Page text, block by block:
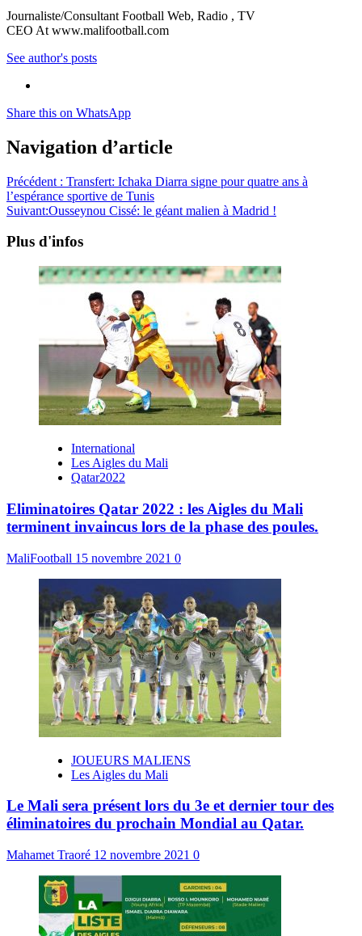
Journaliste/Consultant Football Web, Radio , TV
CEO At www.malifootball.com
See author's posts
Share this on WhatsApp
Navigation d’article
Précédent : Transfert: Ichaka Diarra signe pour quatre ans à
l’espérance sportive de Tunis
Suivant:Ousseynou Cissé: le géant malien à Madrid !
Plus d'infos
International
Les Aigles du Mali
Qatar2022
Eliminatoires Qatar 2022 : les Aigles du Mali
terminent invaincus lors de la phase des poules.
MaliFootball 15 novembre 2021 0
JOUEURS MALIENS
Les Aigles du Mali
Le Mali sera présent lors du 3e et dernier tour des
éliminatoires du prochain Mondial au Qatar.
Mahamet Traoré 12 novembre 2021 0